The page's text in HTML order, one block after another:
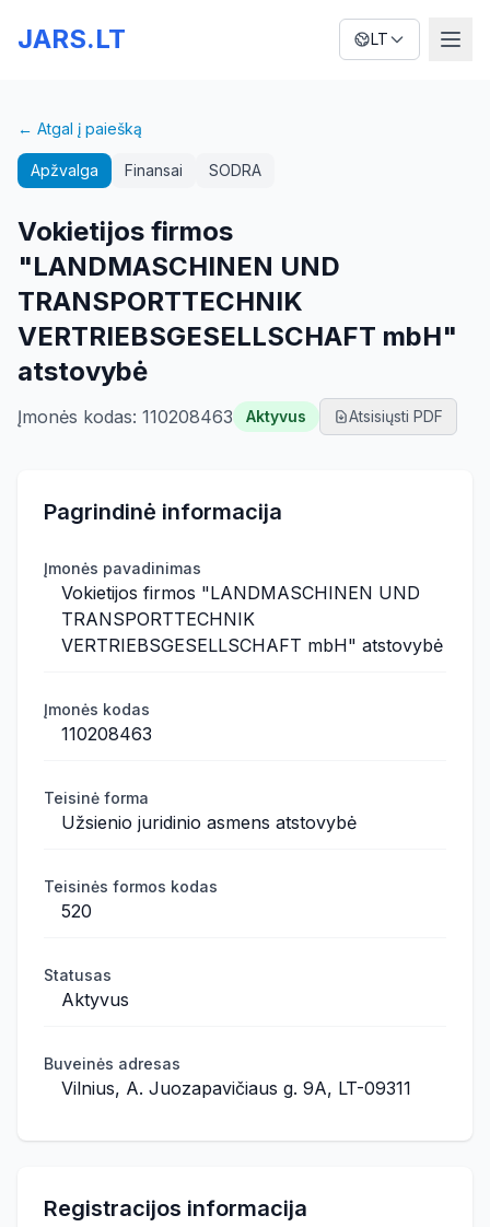
JARS.LT LT
← Atgal į paiešką
Apžvalga Finansai SODRA
Vokietijos firmos
"LANDMASCHINEN UND
TRANSPORTTECHNIK
VERTRIEBSGESELLSCHAFT mbH"
atstovybė
Įmonės kodas: 110208463 Aktyvus Atsisiųsti PDF
Pagrindinė informacija
Įmonės pavadinimas
Vokietijos firmos "LANDMASCHINEN UND
TRANSPORTTECHNIK
VERTRIEBSGESELLSCHAFT mbH" atstovybė
Įmonės kodas
110208463
Teisinė forma
Užsienio juridinio asmens atstovybė
Teisinės formos kodas
520
Statusas
Aktyvus
Buveinės adresas
Vilnius, A. Juozapavičiaus g. 9A, LT-09311
Registracijos informacija